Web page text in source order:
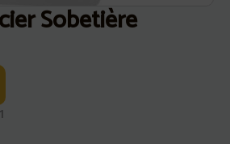
Sobetière